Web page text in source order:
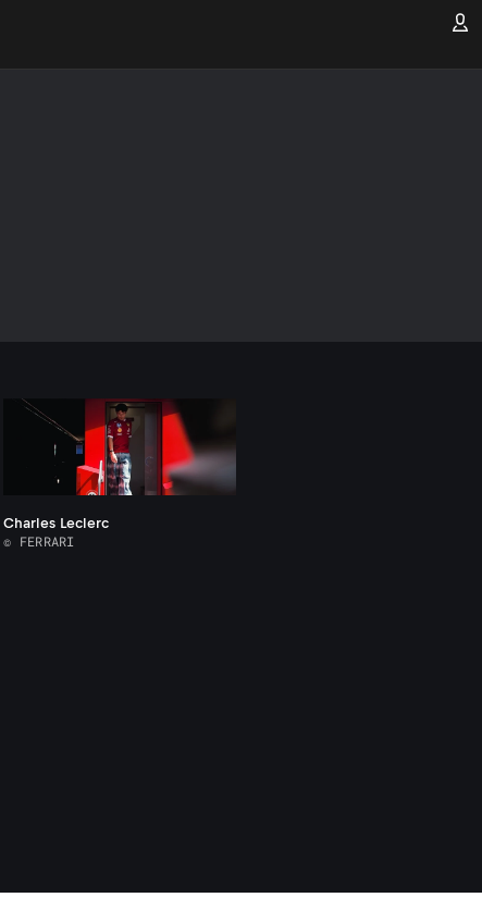
Charles Leclerc
© FERRARI